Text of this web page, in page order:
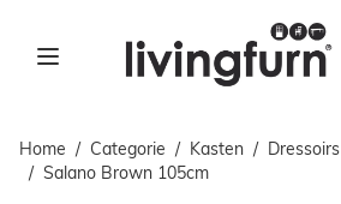
Home / Categorie / Kasten / Dressoirs
/ Salano Brown 105cm